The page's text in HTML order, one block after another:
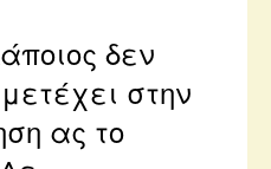
δεν
στην
ας το